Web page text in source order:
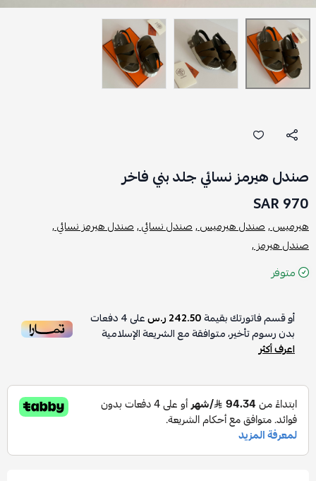
صندل هيرمز نسائي جلد بني فاخر
970 SAR
هيرميس ,صندل هيرميس ,صندل نسائي ,صندل هيرمز نسائي ,
صندل هيرمز ,
متوفر
أو قسم فاتورتك بقيمة242.50 ر.س على4دفعات
بدون رسوم تأخير، متوافقة مع الشريعة الإسلامية
اعرف أكثر